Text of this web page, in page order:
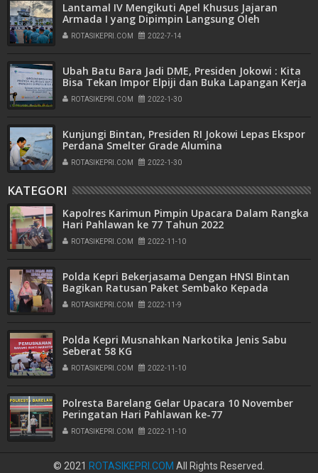
Lantamal IV Mengikuti Apel Khusus Jajaran
Armada I yang Dipimpin Langsung Oleh
Pangkoarmada I
ROTASIKEPRI.COM 2022-7-14
Ubah Batu Bara Jadi DME, Presiden Jokowi : Kita
Bisa Tekan Impor Elpiji dan Buka Lapangan Kerja
ROTASIKEPRI.COM 2022-1-30
Kunjungi Bintan, Presiden RI Jokowi Lepas Ekspor
Perdana Smelter Grade Alumina
ROTASIKEPRI.COM 2022-1-30
KATEGORI
Kapolres Karimun Pimpin Upacara Dalam Rangka
Hari Pahlawan ke 77 Tahun 2022
ROTASIKEPRI.COM 2022-11-10
Polda Kepri Bekerjasama Dengan HNSI Bintan
Bagikan Ratusan Paket Sembako Kepada
Nelayan
ROTASIKEPRI.COM 2022-11-9
Polda Kepri Musnahkan Narkotika Jenis Sabu
Seberat 58 KG
ROTASIKEPRI.COM 2022-11-10
Polresta Barelang Gelar Upacara 10 November
Peringatan Hari Pahlawan ke-77
ROTASIKEPRI.COM 2022-11-10
© 2021 ROTASIKEPRI.COM All Rights Reserved.